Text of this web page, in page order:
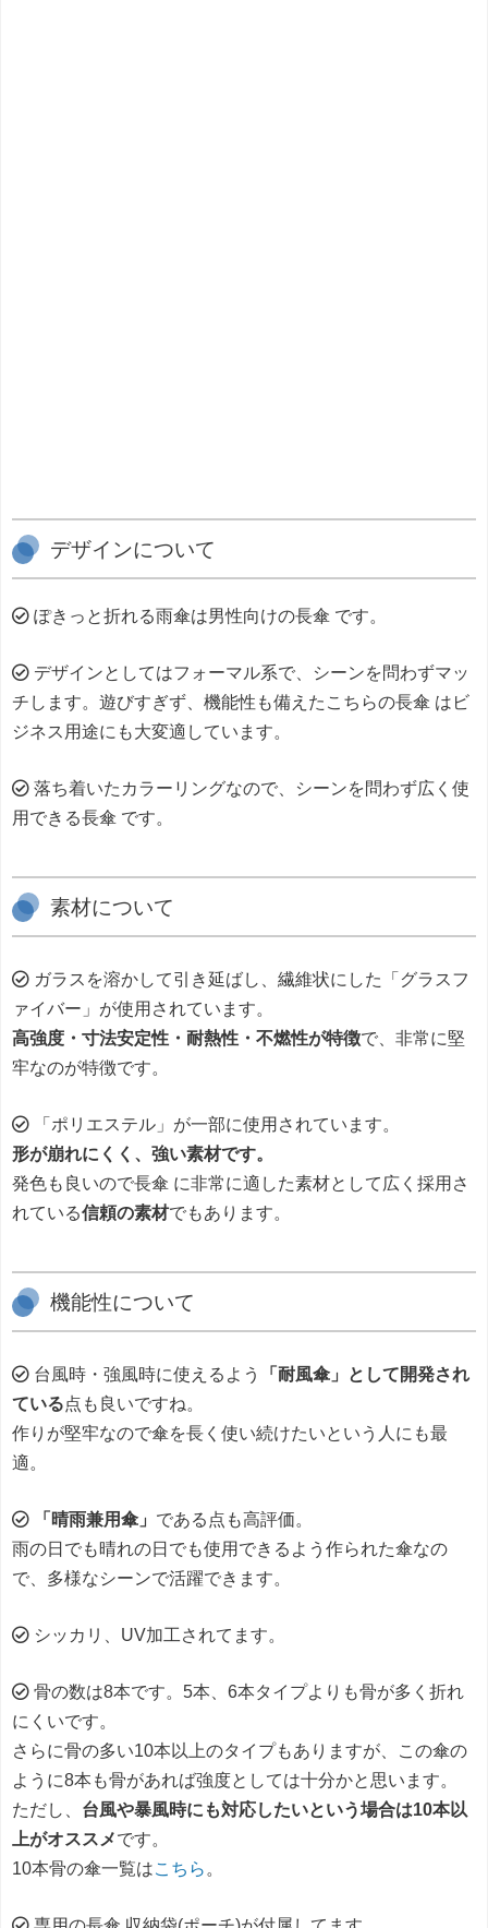
デザインについて
ぽきっと折れる雨傘は男性向けの長傘 です。
デザインとしてはフォーマル系で、シーンを問わずマッ
チします。遊びすぎず、機能性も備えたこちらの長傘 はビ
ジネス用途にも大変適しています。
落ち着いたカラーリングなので、シーンを問わず広く使
用できる長傘 です。
素材について
ガラスを溶かして引き延ばし、繊維状にした「グラスフ
ァイバー」が使用されています。
高強度・寸法安定性・耐熱性・不燃性が特徴で、非常に堅
牢なのが特徴です。
「ポリエステル」が一部に使用されています。
形が崩れにくく、強い素材です。
発色も良いので長傘 に非常に適した素材として広く採用さ
れている信頼の素材でもあります。
機能性について
台風時・強風時に使えるよう
「耐風傘」として開発され
ている点も良いですね。
作りが堅牢なので傘を長く使い続けたいという人にも最
適。
「晴雨兼用傘」 である点も高評価。
雨の日でも晴れの日でも使用できるよう作られた傘なの
で、多様なシーンで活躍できます。
シッカリ、UV加工されてます。
骨の数は8本です。5本、6本タイプよりも骨が多く折れ
にくいです。
さらに骨の多い10本以上のタイプもありますが、この傘の
ように8本も骨があれば強度としては十分かと思います。
ただし、 台風や暴風時にも対応したいという場合は10本以
上がオススメです。
10本骨の傘一覧はこちら 。